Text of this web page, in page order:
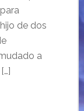
de dos
a